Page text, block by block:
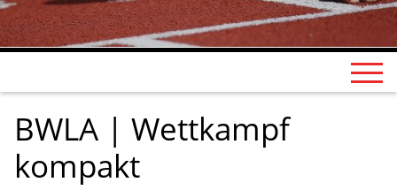
BWLA | Wettkampf
kompakt